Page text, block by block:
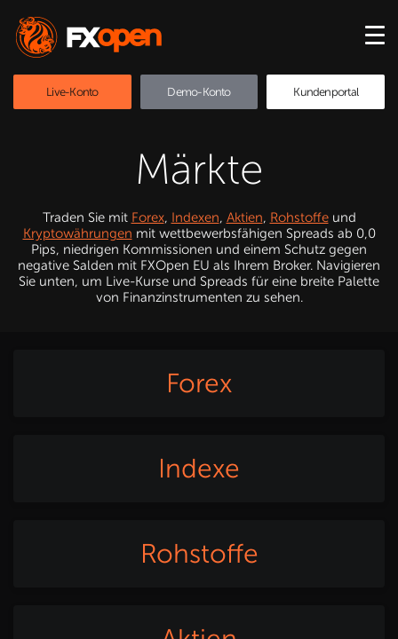
Live-Konto Demo-Konto Kundenportal
Märkte
Traden Sie mit Forex, Indexen, Aktien, Rohstoffeund
Kryptowährungen mit wettbewerbsfähigen Spreads ab 0,0
Pips, niedrigen Kommissionen und einem Schutz gegen
negative Salden mit FXOpen EU als Ihrem Broker. Navigieren
Sie unten, um Live-Kurse und Spreads für eine breite Palette
von Finanzinstrumenten zu sehen.
Forex
Indexe
Rohstoffe